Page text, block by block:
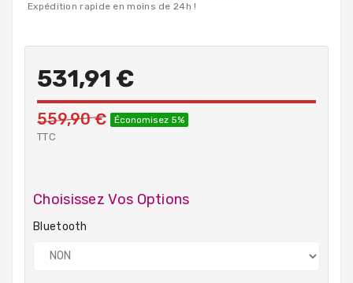
Expédition rapide en moins de 24h !
531,91 €
559,90 € Économisez 5%
TTC
Choisissez Vos Options
Bluetooth